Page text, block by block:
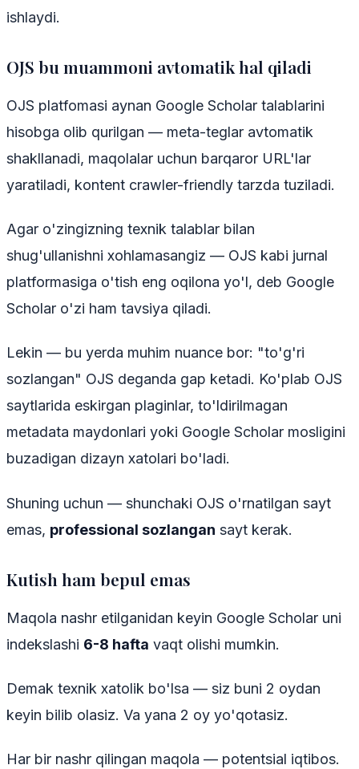
ishlaydi.
OJS bu muammoni avtomatik hal qiladi
OJS platfomasi aynan Google Scholar talablarini
hisobga olib qurilgan — meta-teglar avtomatik
shakllanadi, maqolalar uchun barqaror URL'lar
yaratiladi, kontent crawler-friendly tarzda tuziladi.
Agar o'zingizning texnik talablar bilan
shug'ullanishni xohlamasangiz — OJS kabi jurnal
platformasiga o'tish eng oqilona yo'l, deb Google
Scholar o'zi ham tavsiya qiladi.
Lekin — bu yerda muhim nuance bor: "to'g'ri
sozlangan" OJS deganda gap ketadi. Ko'plab OJS
saytlarida eskirgan plaginlar, to'ldirilmagan
metadata maydonlari yoki Google Scholar mosligini
buzadigan dizayn xatolari bo'ladi.
Shuning uchun — shunchaki OJS o'rnatilgan sayt
emas, professional sozlangan sayt kerak.
Kutish ham bepul emas
Maqola nashr etilganidan keyin Google Scholar uni
indekslashi 6-8 hafta vaqt olishi mumkin.
Demak texnik xatolik bo'lsa — siz buni 2 oydan
keyin bilib olasiz. Va yana 2 oy yo'qotasiz.
Har bir nashr qilingan maqola — potentsial iqtibos.